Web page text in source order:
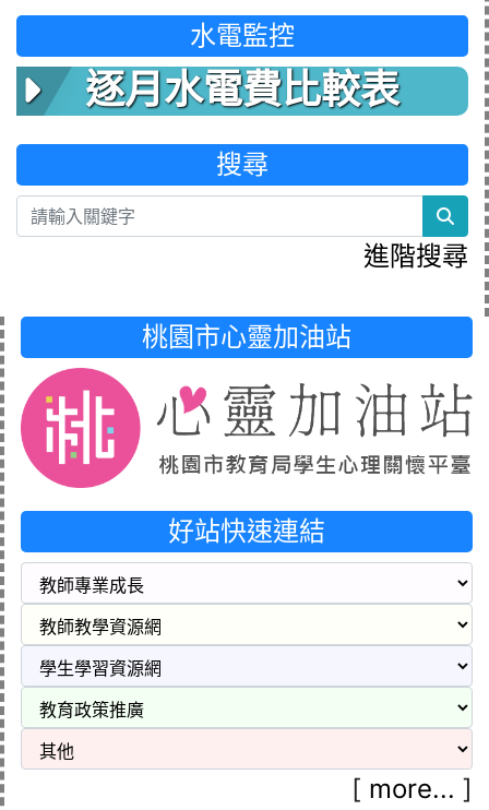
水電監控
逐月水電費比較表
搜尋
進階搜尋
桃園市心靈加油站
好站快速連結
[ more... ]